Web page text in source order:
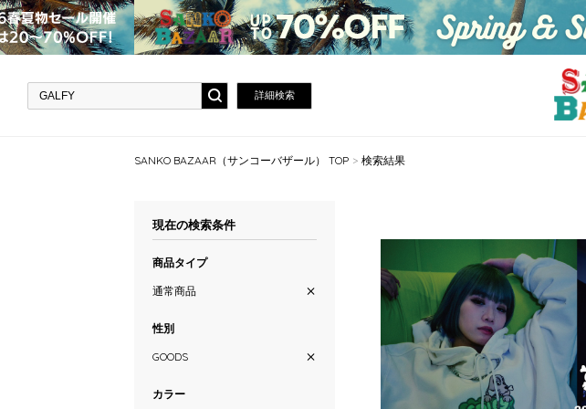
詳細検索
SANKO BAZAAR（サンコーバザール） TOP 検索結果
現在の検索条件
商品タイプ
通常商品
性別
GOODS
カラー